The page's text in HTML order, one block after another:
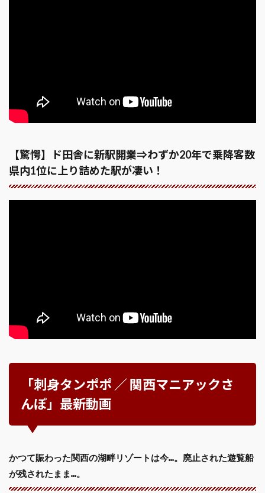
【驚愕】ド田舎に新駅開業⇒わずか20年で乗降客数
県内1位に上り詰めた駅が凄い！
「刺身タンポポ ／ 関西マニアックさ
んぽ」最新動画
かつて賑わった関西の湖畔リゾートは今…。廃止された遊覧船
が残されたまま…。